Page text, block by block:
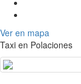
Ver en mapa
Taxi en Polaciones